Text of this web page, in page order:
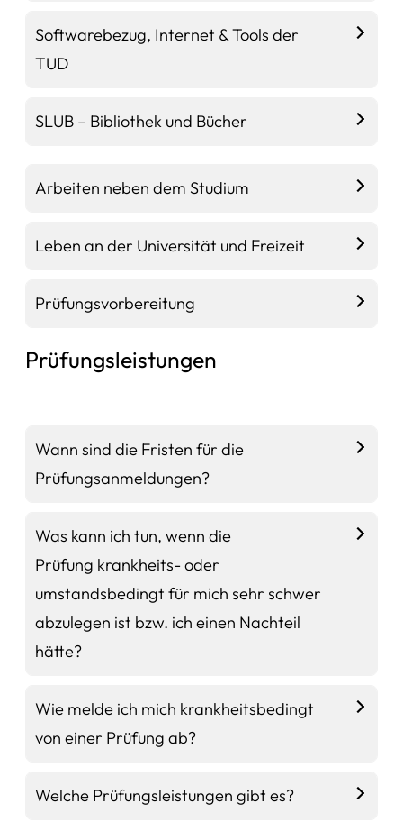
Softwarebezug, Internet & Tools der
TUD
SLUB – Bibliothek und Bücher
Arbeiten neben dem Studium
Leben an der Universität und Freizeit
Prüfungsvorbereitung
Prüfungsleistungen
Wann sind die Fristen für die
Prüfungsanmeldungen?
Was kann ich tun, wenn die
Prüfung krankheits- oder
umstandsbedingt für mich sehr schwer
abzulegen ist bzw. ich einen Nachteil
hätte?
Wie melde ich mich krankheitsbedingt
von einer Prüfung ab?
Welche Prüfungsleistungen gibt es?